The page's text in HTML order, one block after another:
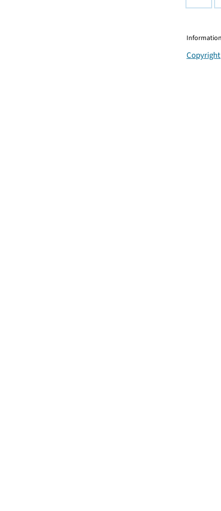
Copyright